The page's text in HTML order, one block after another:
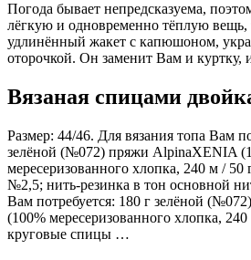
Погода бывает непредсказуема,
лёгкую и одновременно тёплую вещь,
удлинённый жакет с капюшоном,
оторочкой. Он заменит Вам и куртку,
Вязаная спицами
Размер: 44/46. Для вязания топа Вам
зелёной (№072) пряжи AlpinaXENIA
мересеризованного хлопка, 240 м /
№2,5; нить-резинка в тон основной
Вам потребуется: 180 г зелёной
(100% мересеризованного хлопка,
круговые спицы …